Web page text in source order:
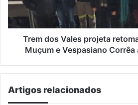
entre
Muçum
e
Vespasiano
Corrêa
do
Trem dos Vales projeta
Muçum e Vespasiano Corrêa
Artigos relacionados